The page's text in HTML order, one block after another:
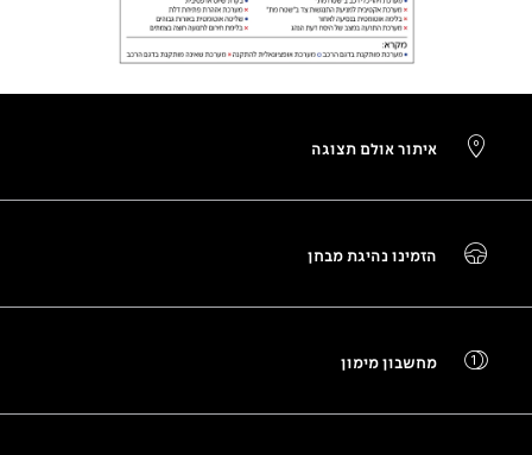
איתור אולם תצוגה
הזמינו נהיגת מבחן
מחשבון מימון